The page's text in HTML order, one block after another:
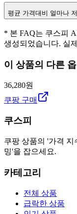
평균 가격대비 얼마나
* 본 FAQ는 쿠스피
생성되었습니다. 실
이 상품의 다른 옵
36,280원
쿠팡 구매
쿠스피
쿠팡 상품의 '가격 지
밍'을 잡으세요.
카테고리
전체 상품
급락한 상품